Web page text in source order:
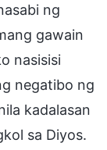
ng
gawain
nasisisi
negatibo ng
kadalasan
sa Diyos.